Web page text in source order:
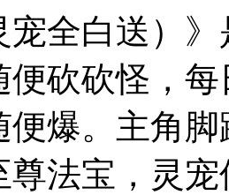
宠全白送）
便砍砍怪，
便爆。主角
尊法宝，灵